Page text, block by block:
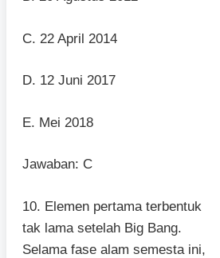
C. 22 April 2014
D. 12 Juni 2017
E. Mei 2018
Jawaban: C
10. Elemen pertama terbentuk
tak lama setelah Big Bang.
Selama fase alam semesta ini,